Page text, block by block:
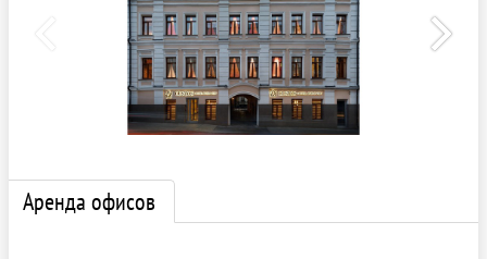
Аренда офисов